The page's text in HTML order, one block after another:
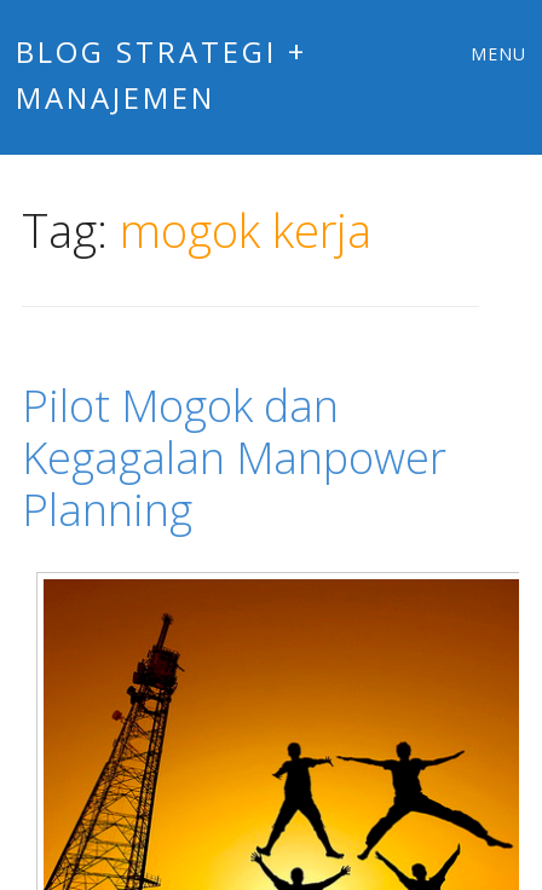
BLOG STRATEGI +
MANAJEMEN
MENU
Tag: mogok kerja
Pilot Mogok dan
Kegagalan Manpower
Planning